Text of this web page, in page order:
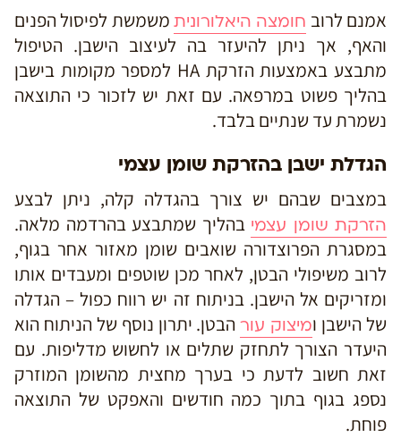
אמנם לרוב חומצה היאלורונית משמשת לפיסול הפנים
והאף, אך ניתן להיעזר בה לעיצוב הישבן. הטיפול
מתבצע באמצעות הזרקת HA למספר מקומות בישבן
בהליך פשוט במרפאה. עם זאת יש לזכור כי התוצאה
נשמרת עד שנתיים בלבד.
הגדלת ישבן בהזרקת שומן עצמי
במצבים שבהם יש צורך בהגדלה קלה, ניתן לבצע
הזרקת שומן עצמי בהליך שמתבצע בהרדמה מלאה.
במסגרת הפרוצדורה שואבים שומן מאזור אחר בגוף,
לרוב משיפולי הבטן, לאחר מכן שוטפים ומעבדים אותו
ומזריקים אל הישבן. בניתוח זה יש רווח כפול – הגדלה
של הישבן ומיצוק עורהבטן. יתרון נוסף של הניתוח הוא
היעדר הצורך לתחזק שתלים או לחשוש מדליפות. עם
זאת חשוב לדעת כי בערך מחצית מהשומן המוזרק
נספג בגוף בתוך כמה חודשים והאפקט של התוצאה
פוחת.